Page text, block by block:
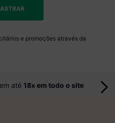
e promoções através da
até 18x em todo o site